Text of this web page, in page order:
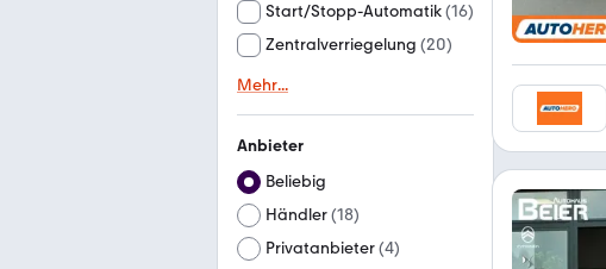
Start/Stopp-Automatik(16)
Zentralverriegelung (20)
Mehr...
Anbieter
Beliebig
Händler(18)
Privatanbieter(4)